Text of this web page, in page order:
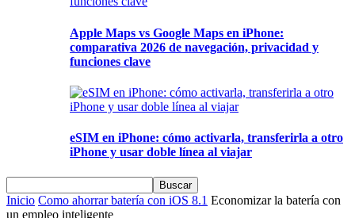
Apple Maps vs Google Maps en iPhone:
comparativa 2026 de navegación, privacidad y
funciones clave
eSIM en iPhone: cómo activarla, transferirla a otro
iPhone y usar doble línea al viajar
Inicio Como ahorrar batería con iOS 8.1 Economizar la batería con
un empleo inteligente